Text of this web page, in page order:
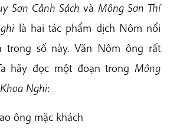
Sơn Cảnh Sáchvà Mông Sơn Thí
là hai tác phẩm dịch Nôm nổi
trong số này. Văn Nôm ông rất
hãy đọc một đoạn trong Mông
Nghi:
ông mặc khách